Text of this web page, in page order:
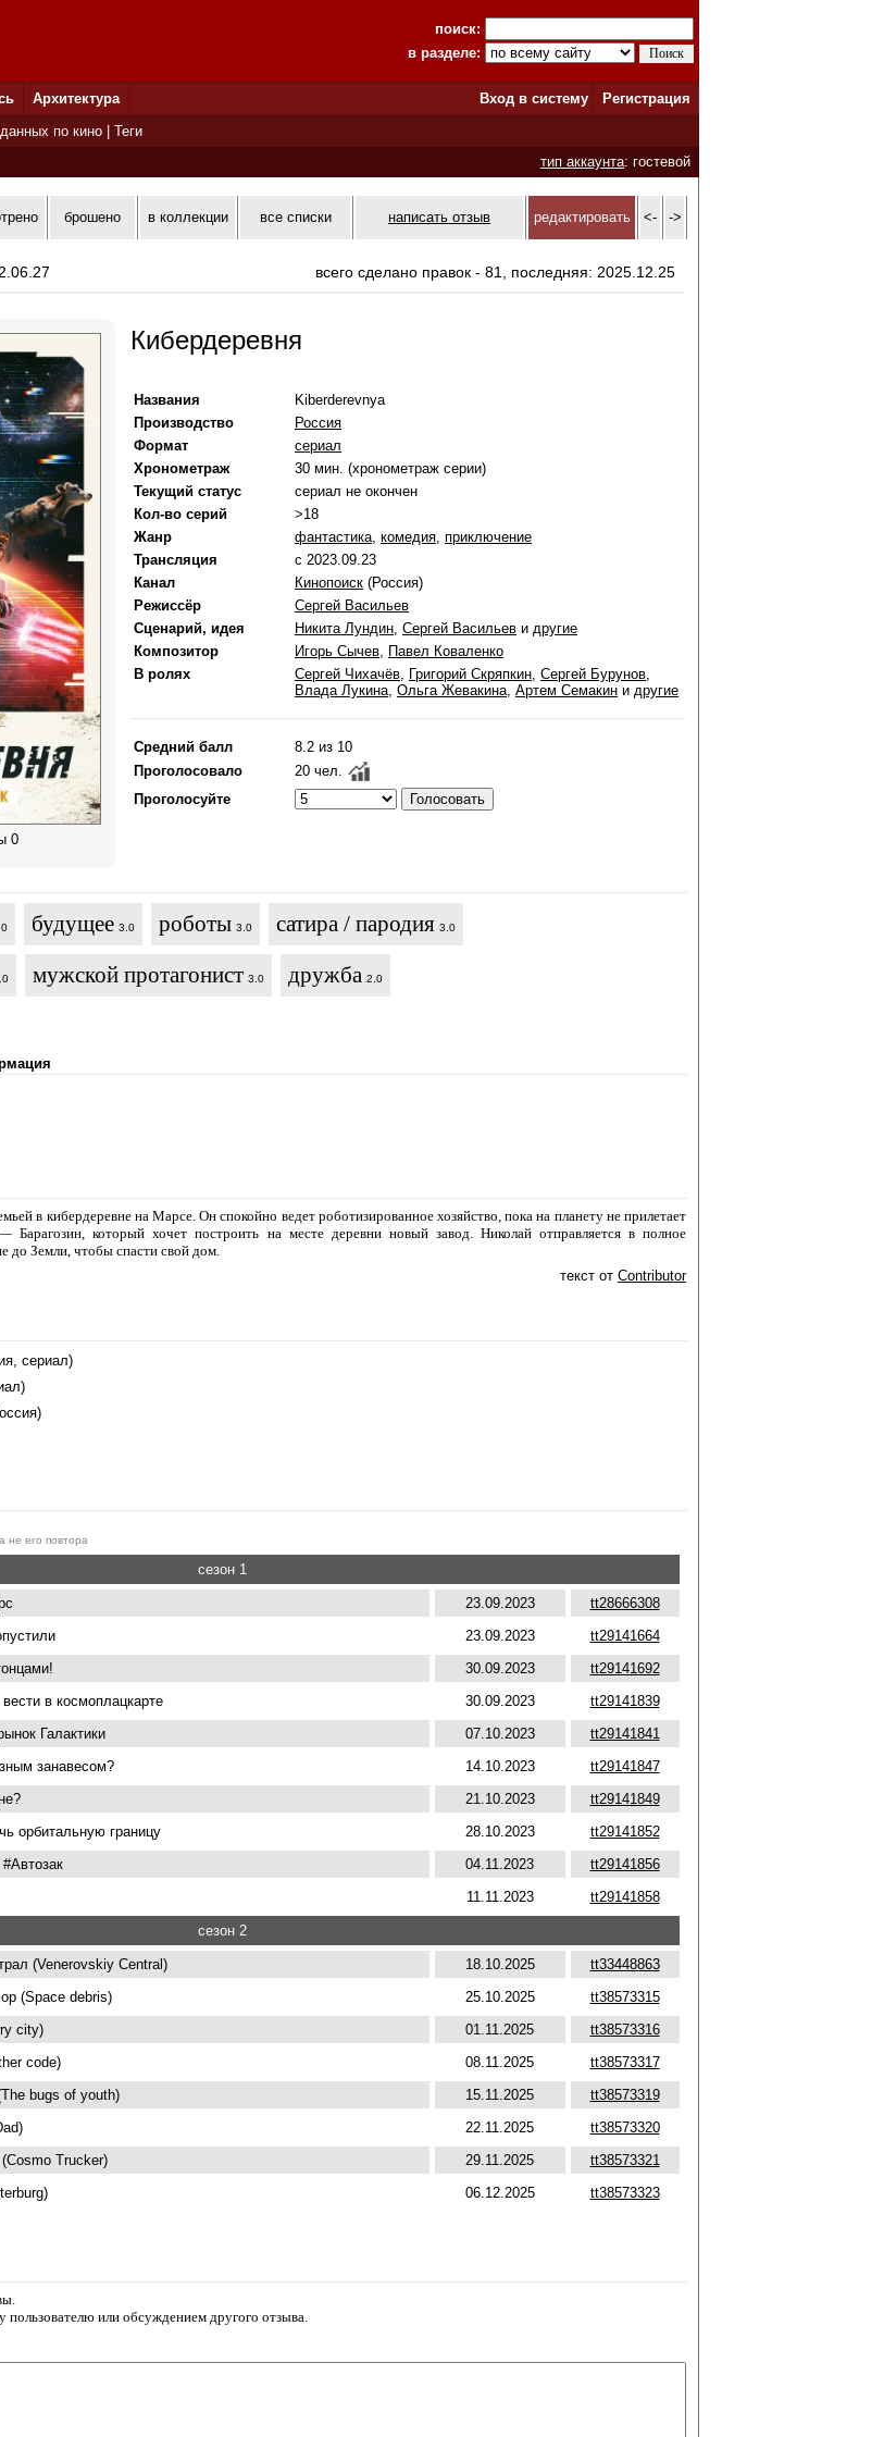
поиск:
в разделе:
Архитектура Вход в систему
Регистрация
по кино
Теги
тип аккаунта: гостевой
брошено в коллекции все списки написать отзыв редактировать <- ->
всего сделано правок - 81, последняя: 2025.12.25
0
Кибердеревня
Названия
Kiberderevnya
Производство
Россия
Формат
сериал
Хронометраж
30 мин. (хронометраж серии)
Текущий статус
сериал не окончен
Кол-во серий
>18
Жанр
фантастика, комедия, приключение
Трансляция
с 2023.09.23
Канал
Кинопоиск (Россия)
Режиссёр
Сергей Васильев
Сценарий, идея
Никита Лундин, Сергей Васильев и другие
Композитор
Игорь Сычев, Павел Коваленко
В ролях
Сергей Чихачёв, Григорий Скряпкин, Сергей Бурунов,
Влада Лукина, Ольга Жевакина, Артем Семакин и другие
Средний балл
8.2 из 10
Проголосовало
20 чел.
Проголосуйте
будущее 3.0 роботы 3.0 сатира / пародия 3.0
мужской протагонист 3.0 дружба 2.0
в кибердеревне на Марсе. Он спокойно ведет роботизированное хозяйство, пока на планету не прилетает
Барагозин, который хочет построить на месте деревни новый завод. Николай отправляется в полное
до Земли, чтобы спасти свой дом.
текст от Contributor
сериал)
не его повтора
сезон 1
23.09.2023
tt28666308
23.09.2023
tt29141664
30.09.2023
tt29141692
в космоплацкарте 30.09.2023
tt29141839
Галактики 07.10.2023
tt29141841
занавесом? 14.10.2023
tt29141847
21.10.2023
tt29141849
орбитальную границу 28.10.2023
tt29141852
04.11.2023
tt29141856
11.11.2023 tt29141858
сезон 2
(Venerovskiy Central) 18.10.2025
tt33448863
(Space debris) 25.10.2025
tt38573315
city) 01.11.2025
tt38573316
code) 08.11.2025
tt38573317
bugs of youth) 15.11.2025
tt38573319
22.11.2025
tt38573320
Trucker) 29.11.2025
tt38573321
06.12.2025 tt38573323
или обсуждением другого отзыва.